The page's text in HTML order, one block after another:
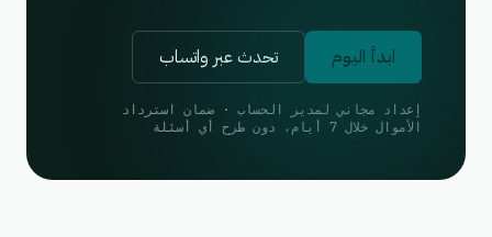
ابدأ اليوم تحدث عبر واتساب
إعداد مجاني لمدير الحساب · ضمان استرداد
الأموال خلال 7 أيام، دون طرح أي أسئلة